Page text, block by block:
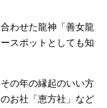
わせた龍神「善女龍
スポットとしても知
の年の縁起のいい方
お社「恵方社」など